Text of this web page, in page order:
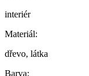
interiér
Materiál:
dřevo, látka
Barva: